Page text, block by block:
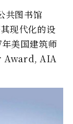
共图书馆
现代化的设
美国建筑师
Award, AIA